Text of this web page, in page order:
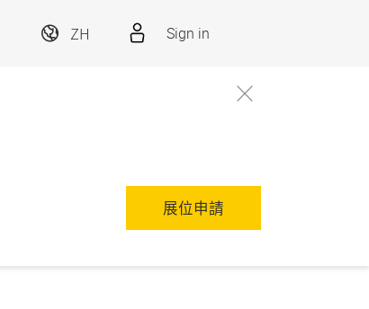
ZH Sign in
展位申請